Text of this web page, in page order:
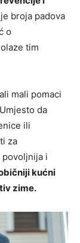
broja padova
o
tim
mali pomaci
da
ili
za
povoljnija i
kućni
zime.